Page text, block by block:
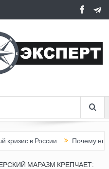
в России Почему нынешняя
МАРАЗМ КРЕПЧАЕТ: